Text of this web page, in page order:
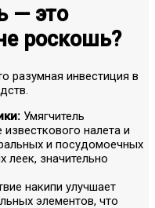
— это
роскошь?
разумная инвестиция в
Умягчитель
налета и
и посудомоечных
леек, значительно
накипи улучшает
элементов, что